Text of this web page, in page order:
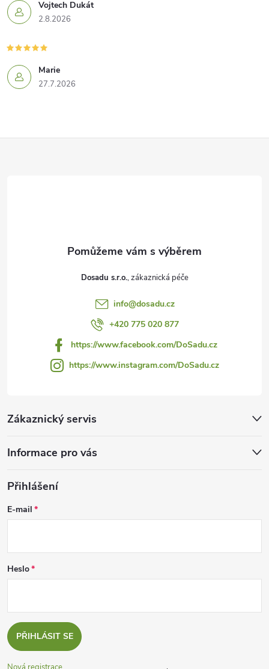
Vojtech Dukát
2.8.2026
Marie
27.7.2026
Zákaznický servis
Informace pro vás
Dosadu s.r.o.
info@dosadu.cz
+420 775 020 877
https://www.facebook.com/DoSadu.cz
https://www.instagram.com/DoSadu.cz
Přihlášení
E-mail
Heslo
PŘIHLÁSIT SE